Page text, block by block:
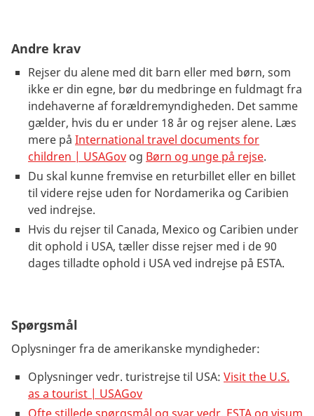
Andre krav
Rejser du alene med dit barn eller med børn, som
ikke er din egne, bør du medbringe en fuldmagt fra
indehaverne af forældremyndigheden. Det samme
gælder, hvis du er under 18 år og rejser alene. Læs
mere på International travel documents for
children | USAGov og Børn og unge på rejse.
Du skal kunne fremvise en returbillet eller en billet
til videre rejse uden for Nordamerika og Caribien
ved indrejse.
Hvis du rejser til Canada, Mexico og Caribien under
dit ophold i USA, tæller disse rejser med i de 90
dages tilladte ophold i USA ved indrejse på ESTA.
Spørgsmål
Oplysninger fra de amerikanske myndigheder:
Oplysninger vedr. turistrejse til USA: Visit the U.S.
as a tourist | USAGov